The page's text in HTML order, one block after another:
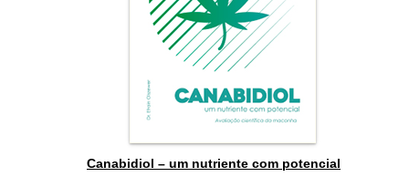
Canabidiol – um nutriente com potencial